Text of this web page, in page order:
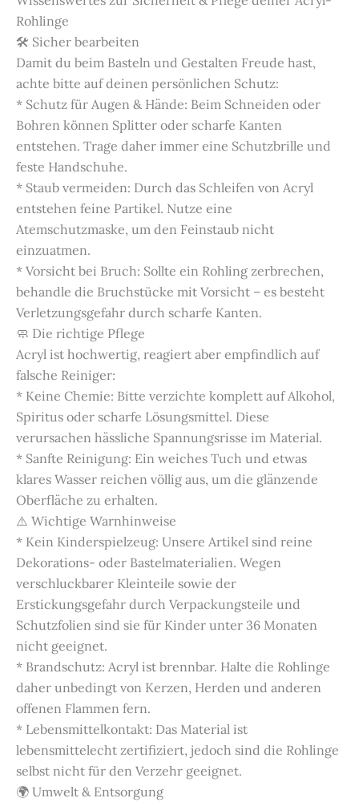
Rohlinge
🛠️ Sicher bearbeiten
Damit du beim Basteln und Gestalten Freude hast,
achte bitte auf deinen persönlichen Schutz:
* Schutz für Augen & Hände: Beim Schneiden oder
Bohren können Splitter oder scharfe Kanten
entstehen. Trage daher immer eine Schutzbrille und
feste Handschuhe.
* Staub vermeiden: Durch das Schleifen von Acryl
entstehen feine Partikel. Nutze eine
Atemschutzmaske, um den Feinstaub nicht
einzuatmen.
* Vorsicht bei Bruch: Sollte ein Rohling zerbrechen,
behandle die Bruchstücke mit Vorsicht – es besteht
Verletzungsgefahr durch scharfe Kanten.
🧼 Die richtige Pflege
Acryl ist hochwertig, reagiert aber empfindlich auf
falsche Reiniger:
* Keine Chemie: Bitte verzichte komplett auf Alkohol,
Spiritus oder scharfe Lösungsmittel. Diese
verursachen hässliche Spannungsrisse im Material.
* Sanfte Reinigung: Ein weiches Tuch und etwas
klares Wasser reichen völlig aus, um die glänzende
Oberfläche zu erhalten.
⚠️ Wichtige Warnhinweise
* Kein Kinderspielzeug: Unsere Artikel sind reine
Dekorations- oder Bastelmaterialien. Wegen
verschluckbarer Kleinteile sowie der
Erstickungsgefahr durch Verpackungsteile und
Schutzfolien sind sie für Kinder unter 36 Monaten
nicht geeignet.
* Brandschutz: Acryl ist brennbar. Halte die Rohlinge
daher unbedingt von Kerzen, Herden und anderen
offenen Flammen fern.
* Lebensmittelkontakt: Das Material ist
lebensmittelecht zertifiziert, jedoch sind die Rohlinge
selbst nicht für den Verzehr geeignet.
🌍 Umwelt & Entsorgung